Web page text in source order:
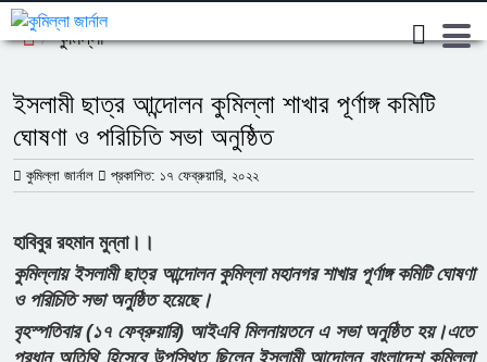
কুমিল্লা
ইসলামী ছাত্র আন্দোলন কুমিল্লা শাখার পূর্ণাঙ্গ কমিটি
ঘোষণা ও পরিচিতি সভা অনুষ্ঠিত
কুমিল্লা জার্নাল প্রকাশিত: ১৭ ফেব্রুয়ারি, ২০২২
হাবিবুর রহমান মুন্না।।
কুমিল্লায় ইসলামী ছাত্র আন্দোলন কুমিল্লা মহানগর শাখার পূর্ণাঙ্গ কমিটি ঘোষণা
ও পরিচিতি সভা অনুষ্ঠিত হয়েছে।
বৃহস্পতিবার (১৭ ফেব্রুয়ারি) আইএবি মিলনায়তনে এ সভা অনুষ্ঠিত হয়।এতে
প্রধান অতিথি হিসেবে উপস্থিত ছিলেন ইসলামী আন্দোলন বাংলাদেশ কুমিল্লা